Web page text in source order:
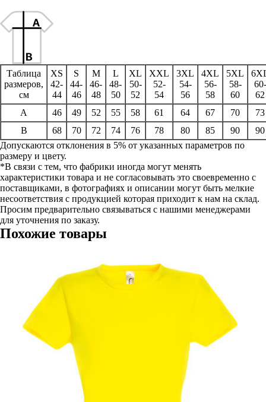
Таблица
размеров,
см
XS
42-
44
S
44-
46
M
46-
48
L
48-
50
XL
50-
52
XXL
52-
54
3XL
54-
56
4XL
56-
58
5XL
58-
60
60-
62
A
46 49 52 55 58 61 64 67 70
73
B
68 70 72 74 76 78 80 85 90
90
Допускаются отклонения в 5% от указанных параметров по
размеру и цвету.
*В связи с тем, что фабрики иногда могут менять
характеристики товара и не согласовывать это своевременно с
поставщиками, в фотографиях и описании могут быть мелкие
несоответствия с продукцией которая приходит к нам на склад.
Просим предварительно связываться с нашими менеджерами
для уточнения по заказу.
Похожие товары